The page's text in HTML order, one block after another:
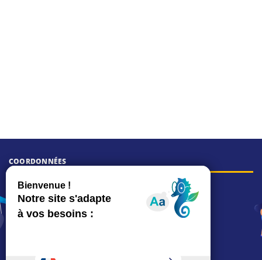
COORDONNÉES
Hôtel de ville
15, rue Charles-Duflos
01 41 19 83 00